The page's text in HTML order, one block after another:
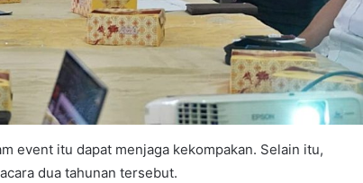
event itu dapat menjaga kekompakan. Selain itu,
dua tahunan tersebut.